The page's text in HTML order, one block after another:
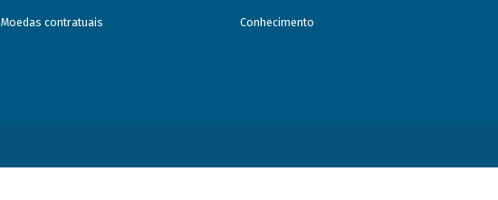
Moedas contratuais Conhecimento